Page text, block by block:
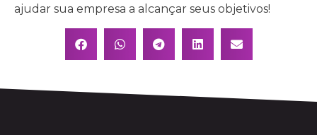
ajudar sua empresa a alcançar seus objetivos!